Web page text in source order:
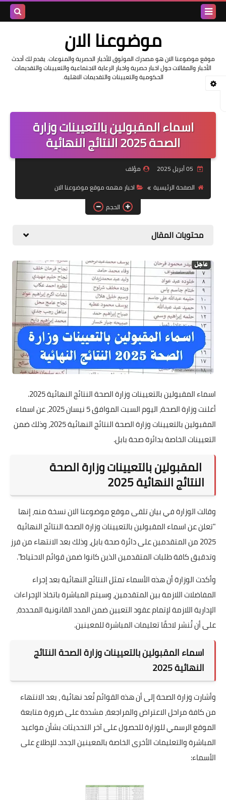
موضوعنا الان
موقع موضوعنا الان هو مصدرك الموثوق للأخبار الحصرية والمنوعات. يقدم لك أحدث
الأخبار والمقالات حول اخبار حصرية واخبار الرعاية الاجتماعية والتعيينات والتقديمات
الحكومية والتعيينات والتقديمات الاهلية.
اسماء المقبولين بالتعيينات وزارة
الصحة 2025 النتائج النهائية
مؤلف
الصفحة الرئيسية
اخبار مهمه موقع موضوعنا الان
الحجم
محتويات المقال
اسماء المقبولين بالتعيينات وزارة الصحة النتائج النهائية 2025.
أعلنت وزارة الصحة، اليوم السبت الموافق 5 نيسان 2025، عن اسماء
المقبولين بالتعيينات وزارة الصحة النتائج النهائية 2025، وذلك ضمن
التعيينات الخاصة بدائرة صحة بابل.
المقبولين بالتعيينات وزارة الصحة
النتائج النهائية 2025
وقالت الوزارة في بيان تلقى موقع موضوعنا الان نسخة منه، إنها
"تعلن عن اسماء المقبولين بالتعيينات وزارة الصحة النتائج النهائية
2025 من المتقدمين على دائرة صحة بابل، وذلك بعد الانتهاء من فرز
وتدقيق كافة طلبات المتقدمين الذين كانوا ضمن قوائم الاحتياط".
وأكدت الوزارة أن هذه الأسماء تمثل النتائج النهائية بعد إجراء
المفاضلات اللازمة بين المتقدمين، وسيتم المباشرة باتخاذ الإجراءات
الإدارية اللازمة لإتمام عقود التعيين ضمن المدد القانونية المحددة،
على أن تُنشر لاحقًا تعليمات المباشرة للمعينين.
اسماء المقبولين بالتعيينات وزارة الصحة النتائج
النهائية 2025
وأشارت وزارة الصحة إلى أن هذه القوائم تُعد نهائية ، بعد الانتهاء
من كافة مراحل الاعتراض والمراجعة، مشددة على ضرورة متابعة
الموقع الرسمي للوزارة للحصول على آخر التحديثات بشأن مواعيد
المباشرة والتعليمات الأخرى الخاصة بالمعينين الجدد. للإطلاع على
الأسماء: